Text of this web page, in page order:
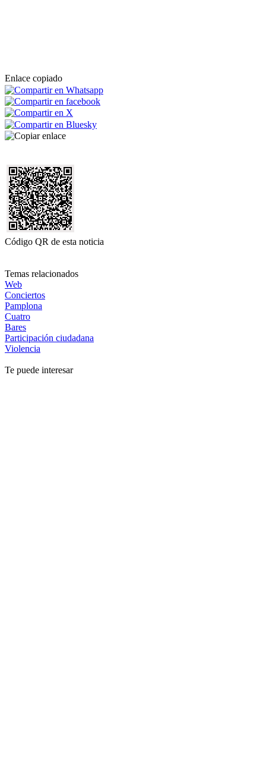
Enlace copiado
Código QR de esta noticia
Temas relacionados
Web
Conciertos
Pamplona
Cuatro
Bares
Participación ciudadana
Violencia
Te puede interesar